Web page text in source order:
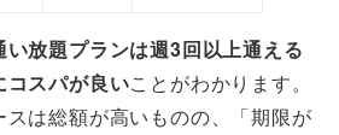
い放題プランは週3回以上通える
コスパが良いことがわかります。
は総額が高いものの、「期限が